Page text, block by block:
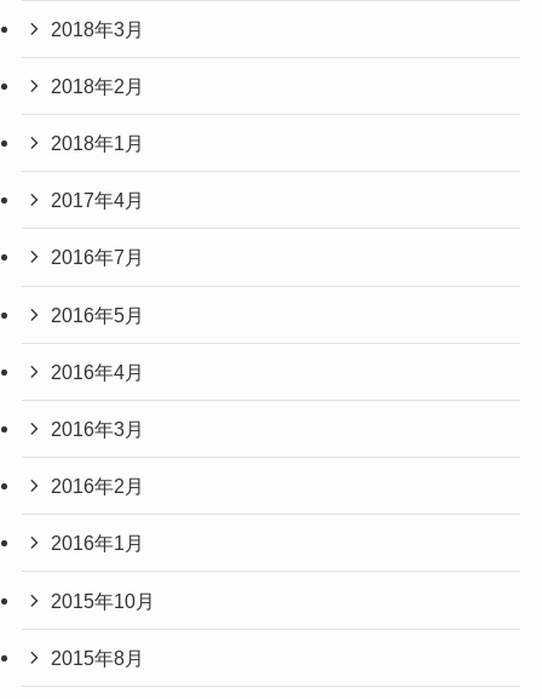
2018年3月
2018年2月
2018年1月
2017年4月
2016年7月
2016年5月
2016年4月
2016年3月
2016年2月
2016年1月
2015年10月
2015年8月